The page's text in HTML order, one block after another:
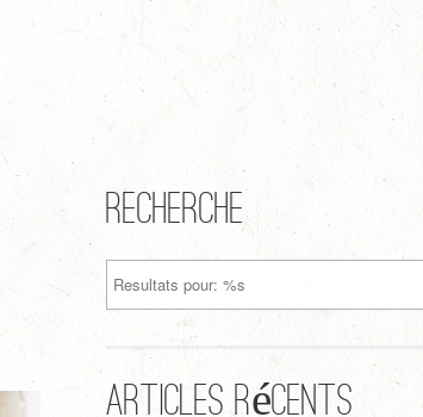
Recherche
Articles récents